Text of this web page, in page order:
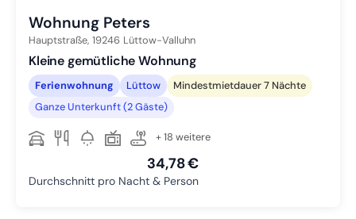
Wohnung Peters
Hauptstraße, 19246 Lüttow-Valluhn
Kleine gemütliche Wohnung
Ferienwohnung Lüttow
Mindestmietdauer 7 Nächte
Ganze Unterkunft (2 Gäste)
+ 18 weitere
34,78 €
Durchschnitt pro Nacht & Person